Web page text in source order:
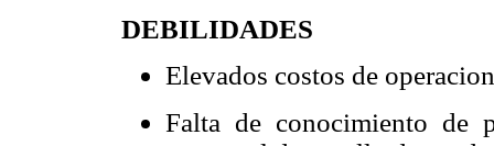
DEBILIDADES
Elevados costos de
Falta de conocimiento de